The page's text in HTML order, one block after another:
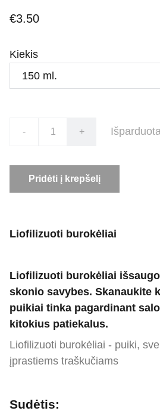
€3.50
Kiekis
- +
Pridėti į krepšelį
Liofilizuoti burokėliai
Liofilizuoti burokėliai
skonio savybes. Skanaukite
puikiai tinka pagardinant
kitokius patiekalus.
Liofilizuoti burokėliai - puiki,
įprastiems traškučiams
Sudėtis: